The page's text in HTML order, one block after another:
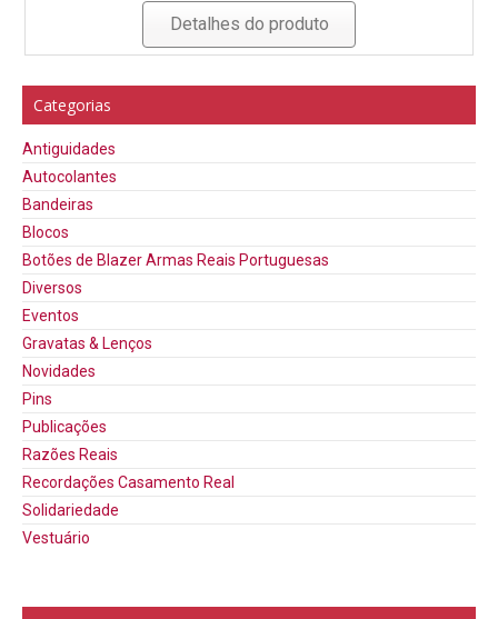
Detalhes do produto
Categorias
Antiguidades
Autocolantes
Bandeiras
Blocos
Botões de Blazer Armas Reais Portuguesas
Diversos
Eventos
Gravatas & Lenços
Novidades
Pins
Publicações
Razões Reais
Recordações Casamento Real
Solidariedade
Vestuário